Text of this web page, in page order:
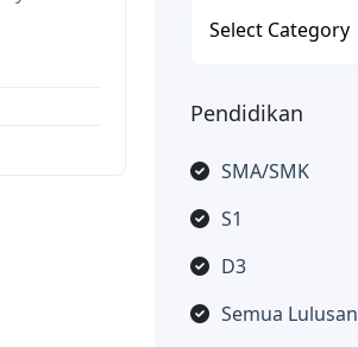
Pendidikan
SMA/SMK
S1
D3
Semua Lulusan